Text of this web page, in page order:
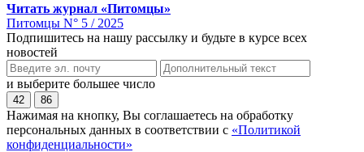
Читать журнал «Питомцы»
Питомцы N° 5 / 2025
Подпишитесь на нашу рассылку и будьте в курсе всех
новостей
и выберите большее число
42 86
Нажимая на кнопку, Вы соглашаетесь на обработку
персональных данных в соответствии с «Политикой
конфиденциальности»